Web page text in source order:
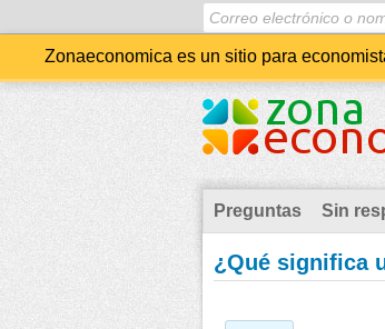
Zonaeconomica es un sitio para
Preguntas Sin
¿Qué significa